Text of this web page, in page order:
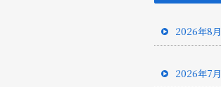
2026年8月
2026年7月